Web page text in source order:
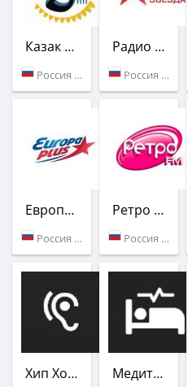
Казак FM
Россия (101.8 FM)
Радио Звезда
Россия (107.9 FM)
Европа Плюс
Россия (100.5 FM)
Ретро FM
Россия (101.8 FM)
Хип Хоп (Радио Пляж) Медитации (Радио Пляж)